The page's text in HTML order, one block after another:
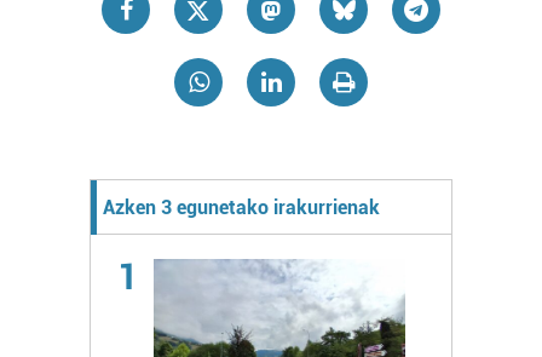
Azken 3 egunetako irakurrienak
1